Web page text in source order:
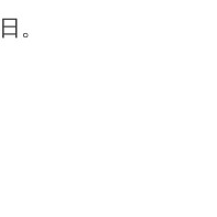
日。